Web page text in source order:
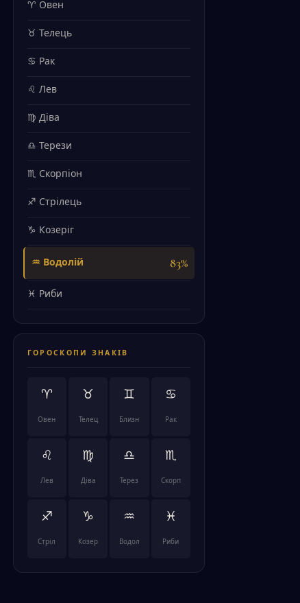
♈ Овен
♉ Телець
♋ Рак
♌ Лев
♍ Діва
♎ Терези
♏ Скорпіон
♐ Стрілець
♑ Козеріг
♒ Водолій 83%
♓ Риби
ГОРОСКОПИ ЗНАКІВ
♈
Овен
♉
Телец
♊
Близн
♋
Рак
♌
Лев
♍
Діва
♎
Терез
♏
Скорп
♐
Стріл
♑
Козер
♒
Водол
♓
Риби